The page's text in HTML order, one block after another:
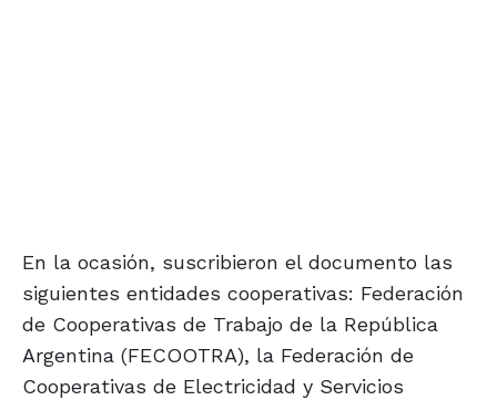
En la ocasión, suscribieron el documento las
siguientes entidades cooperativas: Federación
de Cooperativas de Trabajo de la República
Argentina (FECOOTRA), la Federación de
Cooperativas de Electricidad y Servicios